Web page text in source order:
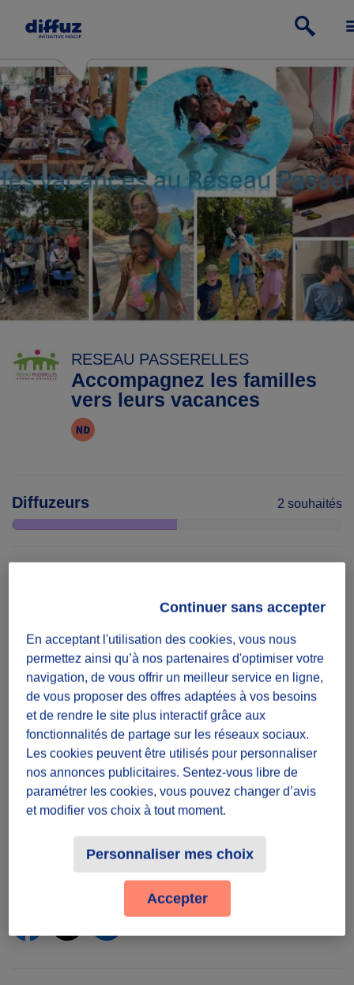
RESEAU PASSERELLES
Accompagnez les familles
vers leurs vacances
Diffuzeurs 2 souhaités
Actions à réaliser régulièrement
Date
Du 12/06/26
au 31/12/26
Présence
0.5 minute(s) par jour
Toute la semaine et le week-end
Lieu
En acceptant l'utilisation des cookies, vous nous
permettez ainsi qu’à nos partenaires d'optimiser votre
navigation, de vous offrir un meilleur service en ligne,
de vous proposer des offres adaptées à vos besoins
et de rendre le site plus interactif grâce aux
fonctionnalités de partage sur les réseaux sociaux.
Les cookies peuvent être utilisés pour personnaliser
nos annonces publicitaires. Sentez-vous libre de
paramétrer les cookies, vous pouvez changer d’avis
et modifier vos choix à tout moment.
Personnaliser mes choix
Continuer sans accepter
Accepter